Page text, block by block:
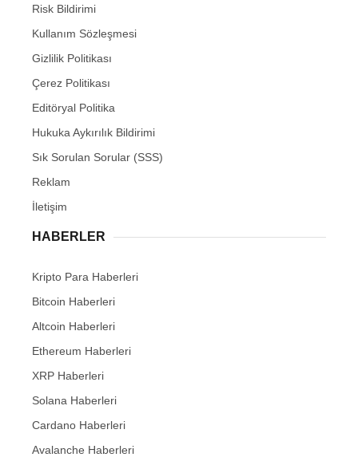
Risk Bildirimi
Kullanım Sözleşmesi
Gizlilik Politikası
Çerez Politikası
Editöryal Politika
Hukuka Aykırılık Bildirimi
Sık Sorulan Sorular (SSS)
Reklam
İletişim
HABERLER
Kripto Para Haberleri
Bitcoin Haberleri
Altcoin Haberleri
Ethereum Haberleri
XRP Haberleri
Solana Haberleri
Cardano Haberleri
Avalanche Haberleri